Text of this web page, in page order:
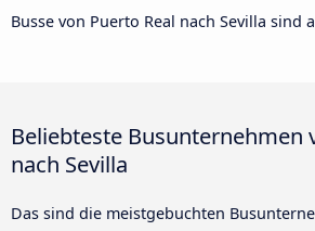
Busse von Puerto Real nach Sevilla sind
Beliebteste Busunternehmen
nach Sevilla
Das sind die meistgebuchten